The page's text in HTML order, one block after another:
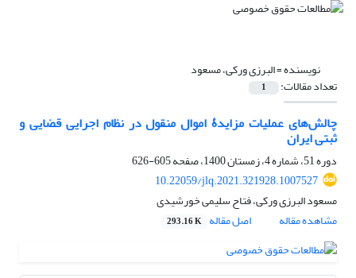
نویسنده =البرزی ورکی، مسعود
تعداد مقالات: 1
چالش‌های عملیات مزایدۀ اموال منقول‏ در نظام اجرایی قضایی و
ثبتی ایران
دوره 51، شماره 4، زمستان 1400، صفحه
605-626
10.22059/jlq.2021.321928.1007527
مسعود البرزی ورکی، فتاح سلیمی خورشیدی
مشاهده مقاله
اصل مقاله 293.16 K